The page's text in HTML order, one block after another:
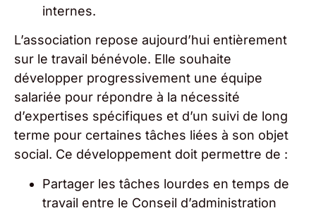
internes.
L’association repose aujourd’hui entièrement
sur le travail bénévole. Elle souhaite
développer progressivement une équipe
salariée pour répondre à la nécessité
d’expertises spécifiques et d’un suivi de long
terme pour certaines tâches liées à son objet
social. Ce développement doit permettre de :
Partager les tâches lourdes en temps de
travail entre le Conseil d’administration